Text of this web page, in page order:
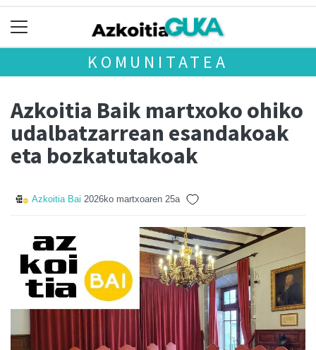
KOMUNITATEA
Azkoitia Baik martxoko ohiko
udalbatzarrean esandakoak
eta bozkatutakoak
Azkoitia Bai 2026ko martxoaren 25a